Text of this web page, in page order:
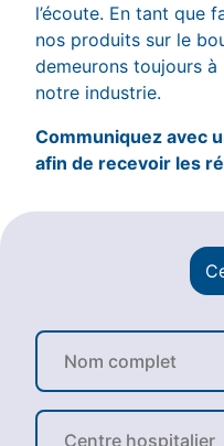
l’écoute. En tant que
nos produits sur le
demeurons toujours à
notre industrie.
Communiquez avec
afin de recevoir les